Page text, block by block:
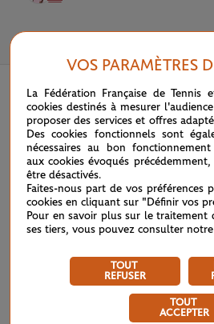
VOS PARAMÈTRES
La Fédération Française de Tennis
cookies destinés à mesurer
proposer des services et offres
Des cookies fonctionnels sont
nécessaires au bon
aux cookies évoqués
être désactivés.
Faites-nous part de vos préférences
cookies en cliquant sur "Définir vos
Pour en savoir plus sur le traitement
ses tiers, vous pouvez consulter notre
TOUT
REFUSER
TOUT
ACCEPTER